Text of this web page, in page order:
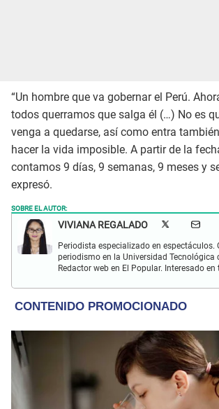
“Un hombre que va gobernar el Perú.
todos querramos que salga él (…) No es
venga a quedarse, así como entra
hacer la vida imposible. A partir de la
contamos 9 días, 9 semanas, 9 meses y
expresó.
SOBRE EL AUTOR:
VIVIANA REGALADO
Periodista especializado en espectáculos.
periodismo en la Universidad Tecnológica
Redactor web en El Popular. Interesado en
y crónicas.